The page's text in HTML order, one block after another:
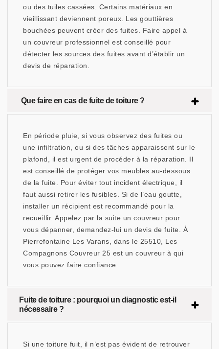
ou des tuiles cassées. Certains matériaux en
vieillissant deviennent poreux. Les gouttières
bouchées peuvent créer des fuites. Faire appel à
un couvreur professionnel est conseillé pour
détecter les sources des fuites avant d’établir un
devis de réparation.
Que faire en cas de fuite de toiture ?
En période pluie, si vous observez des fuites ou
une infiltration, ou si des tâches apparaissent sur le
plafond, il est urgent de procéder à la réparation. Il
est conseillé de protéger vos meubles au-dessous
de la fuite. Pour éviter tout incident électrique, il
faut aussi retirer les fusibles. Si de l’eau goutte,
installer un récipient est recommandé pour la
recueillir. Appelez par la suite un couvreur pour
vous dépanner, demandez-lui un devis de fuite. À
Pierrefontaine Les Varans, dans le 25510, Les
Compagnons Couvreur 25 est un couvreur à qui
vous pouvez faire confiance.
Fuite de toiture : pourquoi un diagnostic est-il
nécessaire ?
Si une toiture fuit, il n’est pas évident de retrouver